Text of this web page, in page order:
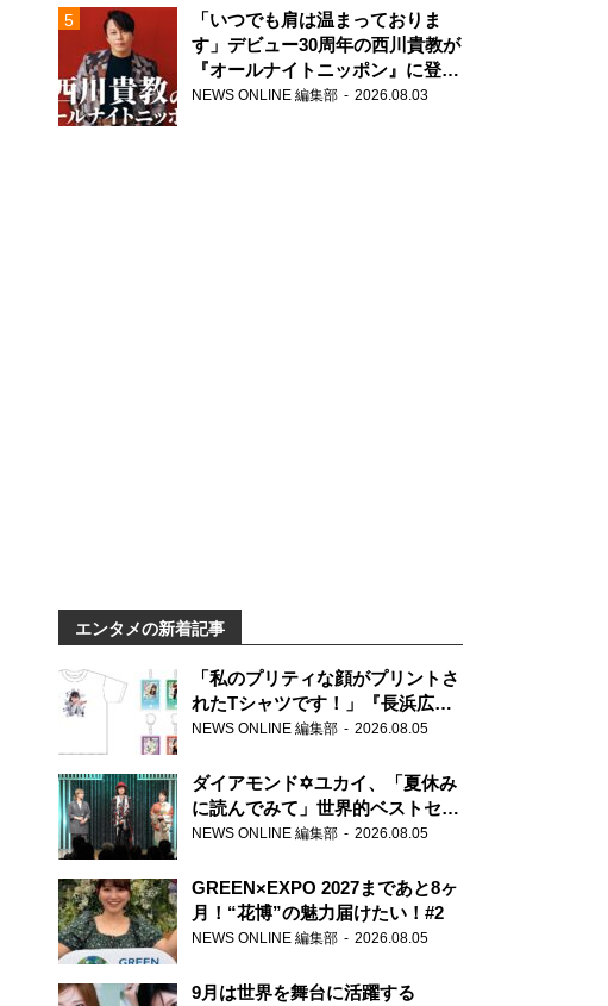
「いつでも肩は温まっておりま
す」デビュー30周年の西川貴教が
『オールナイトニッポン』に登
場！
NEWS ONLINE 編集部 2026.08.03
エンタメの新着記事
「私のプリティな顔がプリントさ
れたTシャツです！」『長浜広奈
天下無双』初の番組グッズ発売
NEWS ONLINE 編集部 2026.08.05
ダイアモンド✡ユカイ、「夏休み
に読んでみて」世界的ベストセラ
ー『アナスタシア』を紹介
NEWS ONLINE 編集部 2026.08.05
GREEN×EXPO 2027まであと8ヶ
月！“花博”の魅力届けたい！#2
NEWS ONLINE 編集部 2026.08.05
9月は世界を舞台に活躍する